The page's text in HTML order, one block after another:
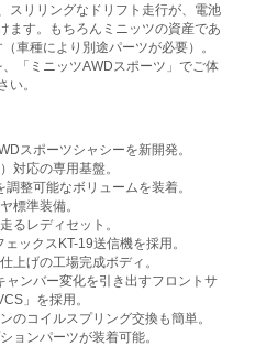
スリリングなドリフト走行が、電池
ます。もちろんミニッツの資産であ
車種により別途パーツが必要）。
「ミニッツAWDスポーツ」でご体
い。
スポーツシャシーを新開発。
対応の専用基盤。
整可能なボリュームを装着。
標準装備。
るレディセット。
ックスKT-19送信機を採用。
上げの工場完成ボディ。
ンバー変化を引き出すフロントサ
」を採用。
のコイルスプリング交換も簡単。
ョンパーツが装着可能。